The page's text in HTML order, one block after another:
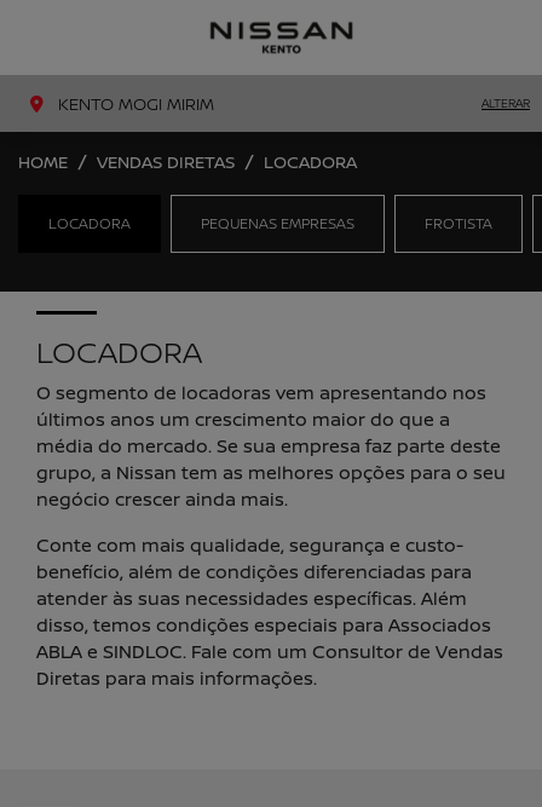
KENTO MOGI MIRIM ALTERAR
HOME VENDAS DIRETAS LOCADORA
PEQUENAS EMPRESAS
LOCADORA FROTISTA
LOCADORA
O segmento de locadoras vem apresentando nos
últimos anos um crescimento maior do que a
média do mercado. Se sua empresa faz parte deste
grupo, a Nissan tem as melhores opções para o seu
negócio crescer ainda mais.
Conte com mais qualidade, segurança e custo-
benefício, além de condições diferenciadas para
atender às suas necessidades específicas. Além
disso, temos condições especiais para Associados
ABLA e SINDLOC. Fale com um Consultor de Vendas
Diretas para mais informações.